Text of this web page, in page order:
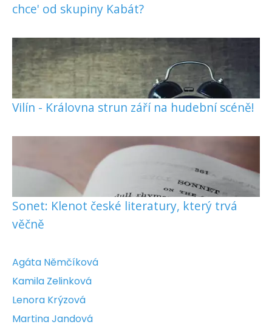
chce' od skupiny Kabát?
Vilín - Královna strun září na hudební scéně!
Sonet: Klenot české literatury, který trvá
věčně
Agáta Němčíková
Kamila Zelinková
Lenora Krýzová
Martina Jandová